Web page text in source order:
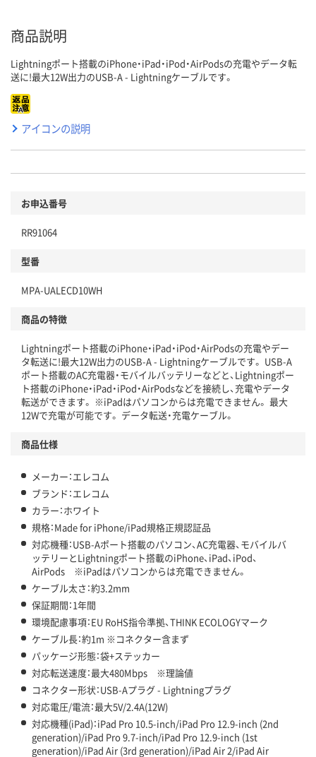
商品説明
Lightningポート搭載のiPhone・iPad・iPod・AirPodsの充電やデータ転
送に!最大12W出力のUSB-A - Lightningケーブルです。
アイコンの説明
お申込番号
RR91064
型番
MPA-UALECD10WH
商品の特徴
Lightningポート搭載のiPhone・iPad・iPod・AirPodsの充電やデー
タ転送に!最大12W出力のUSB-A - Lightningケーブルです。 USB-A
ポート搭載のAC充電器・モバイルバッテリーなどと、Lightningポー
ト搭載のiPhone・iPad・iPod・AirPodsなどを接続し、充電やデータ
転送ができます。 ※iPadはパソコンからは充電できません。 最大
12Wで充電が可能です。 データ転送・充電ケーブル。
商品仕様
メーカー：エレコム
ブランド：エレコム
カラー：ホワイト
規格：Made for iPhone/iPad規格正規認証品
対応機種：USB-Aポート搭載のパソコン、AC充電器、モバイルバ
ッテリーとLightningポート搭載のiPhone、iPad、iPod、
AirPods ※iPadはパソコンからは充電できません。
ケーブル太さ：約3.2mm
保証期間：1年間
環境配慮事項：EU RoHS指令準拠、THINK ECOLOGYマーク
ケーブル長：約1m ※コネクター含まず
パッケージ形態：袋+ステッカー
対応転送速度：最大480Mbps ※理論値
コネクター形状：USB-Aプラグ - Lightningプラグ
対応電圧/電流：最大5V/2.4A(12W)
対応機種(iPad)：iPad Pro 10.5-inch/iPad Pro 12.9-inch (2nd
generation)/iPad Pro 9.7-inch/iPad Pro 12.9-inch (1st
generation)/iPad Air (3rd generation)/iPad Air 2/iPad Air